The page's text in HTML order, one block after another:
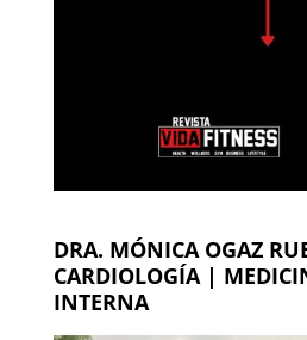
DRA. MÓNICA OGAZ
CARDIOLOGÍA |
INTERNA